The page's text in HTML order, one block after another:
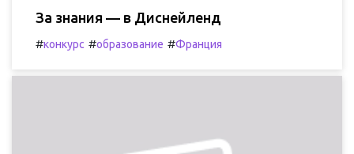
За знания — в Диснейленд
#конкурс #образование #Франция